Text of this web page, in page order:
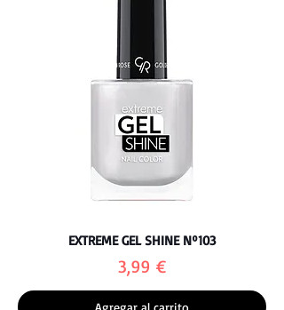
EXTREME GEL SHINE Nº103
Precio
3,99 €